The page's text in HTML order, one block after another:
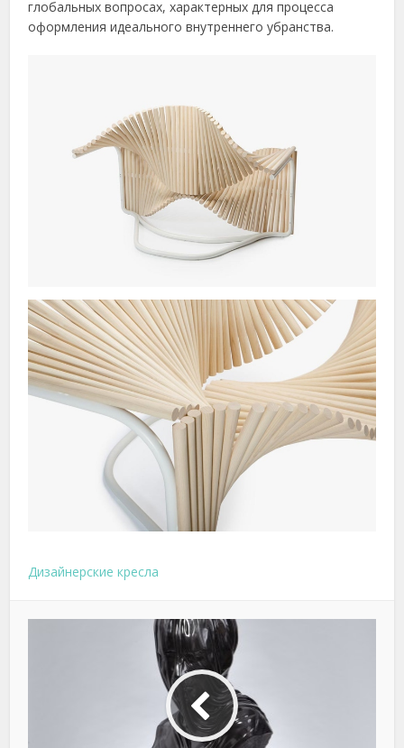
глобальных вопросах, характерных для процесса
оформления идеального внутреннего убранства.
Дизайнерские кресла